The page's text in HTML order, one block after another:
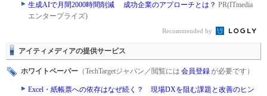
生成AIで月間2000時間削減 成功企業のアプローチとは？ PR(ITmedia
エンタープライズ)
Recommended by
アイティメディアの提供サービス
ホワイトペーパー （TechTargetジャパン／閲覧には 会員登録が必要です）
Excel・紙帳票への依存はなぜ続く？ 現場DXを阻む課題と改善のヒン